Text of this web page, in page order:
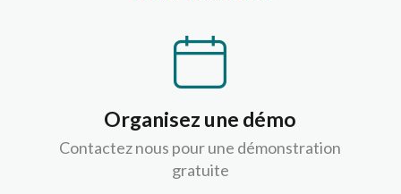
Organisez une démo
Contactez nous pour une démonstration
gratuite